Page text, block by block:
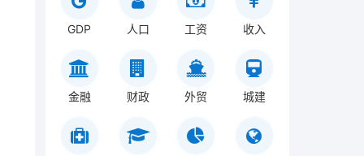
GDP 人口 工资 收入
金融 财政 外贸 城建